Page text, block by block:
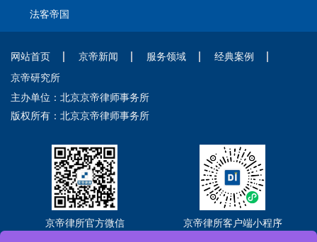
法客帝国
网站首页 京帝新闻 服务领域
经典案例
京帝研究所
主办单位：北京京帝律师事务所
版权所有：北京京帝律师事务所
京帝律所官方微信 京帝律所客户端小程序